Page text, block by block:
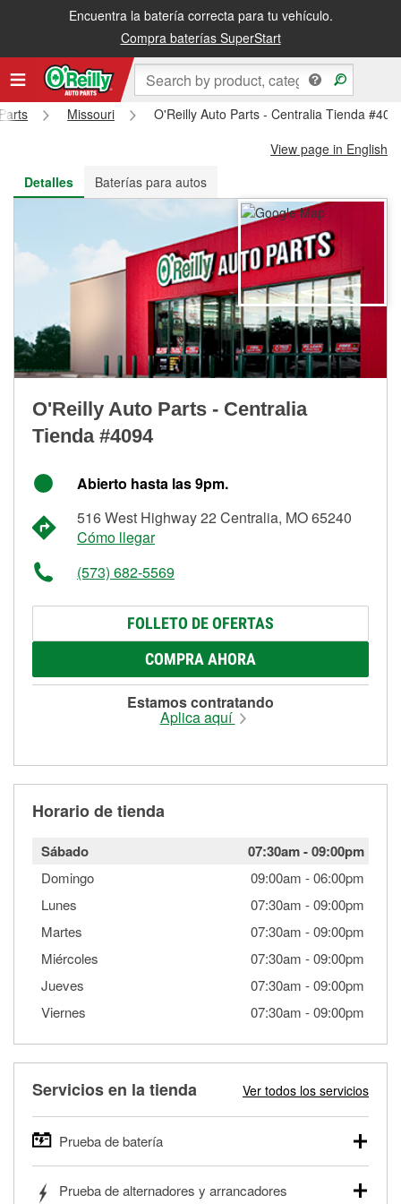
Encuentra la batería correcta para tu vehículo.
Compra baterías SuperStart
Recibe tu orden gratis al día siguiente o recógela en la tienda
Missouri
O'Reilly Auto Parts - Centralia Tienda
View page in English
Detalles
Baterías para autos
O'Reilly Auto Parts - Centralia
Tienda #4094
Abierto hasta las 9pm.
516 West Highway 22 Centralia, MO 65240
Cómo llegar
(573) 682-5569
FOLLETO DE OFERTAS
COMPRA AHORA
Estamos contratando
Aplica aquí
Horario de tienda
Sábado 07:30am-09:00pm
Domingo 09:00am -06:00pm
Lunes
07:30am -09:00pm
Martes
07:30am -09:00pm
Miércoles
07:30am -09:00pm
Jueves
07:30am -09:00pm
Viernes
07:30am -09:00pm
Servicios en la tienda Ver todos los servicios
Prueba de batería
autos, camionetas, SUVs, vehículos comerciales y
Prueba de alternadores y arrancadores